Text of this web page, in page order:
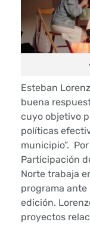
i
o
e
t
a
’
e
Esteban
buena
cuyo objetivo
políticas
municipio”.
Participación
Norte trabaja
programa ante
edición.
proyectos